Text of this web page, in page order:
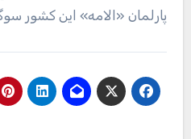
پارلمان «الامه» این کشور